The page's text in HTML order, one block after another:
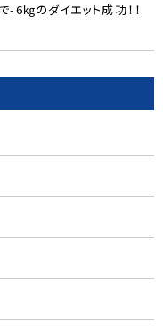
㎏のダイエット成功！！